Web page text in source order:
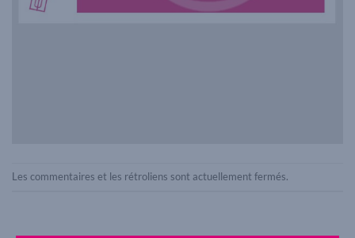
Les commentaires et les rétroliens sont actuellement fermés.